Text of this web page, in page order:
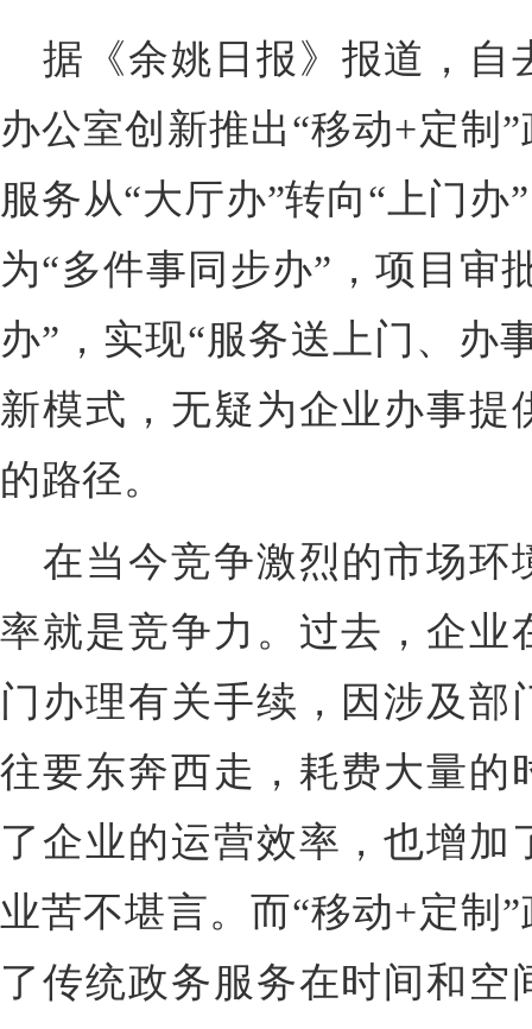
据《余姚日报》报道，自
办公室创新推出“移动+定制
服务从“大厅办”转向“上门办
为“多件事同步办”，项目审
办”，实现“服务送上门、办
新模式，无疑为企业办事提
的路径。
在当今竞争激烈的市场环
率就是竞争力。过去，企业
门办理有关手续，因涉及
往要东奔西走，耗费大量的
了企业的运营效率，也增
业苦不堪言。而“移动+定制
了传统政务服务在时间和